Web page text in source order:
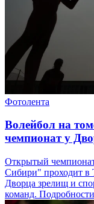
Фотолента
Волейбол на
чемпионат у
Открытый
Сибири" проходит в
Дворца зрелищ и
команд.